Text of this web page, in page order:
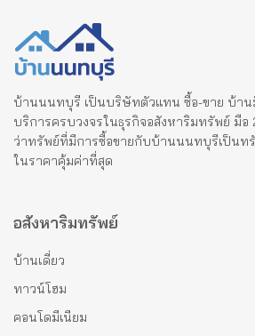
บ้านนนทบุรี เป็นบริษัทตัวแทน ซื้อ-ขาย บ้าน
บริการครบวงจรในธุรกิจอสังหาริมทรัพย์ มื
ว่าทรัพย์ที่มีการซื้อขายกับบ้านนนทบุรีเป็น
ในราคาคุ้มค่าที่สุด
อสังหาริมทรัพย์
บ้านเดี่ยว
ทาวน์โฮม
คอนโดมีเนียม